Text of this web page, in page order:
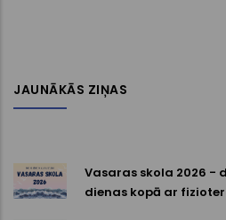
JAUNĀKĀS ZIŅAS
Vasaras skola 2026 -
dienas kopā ar